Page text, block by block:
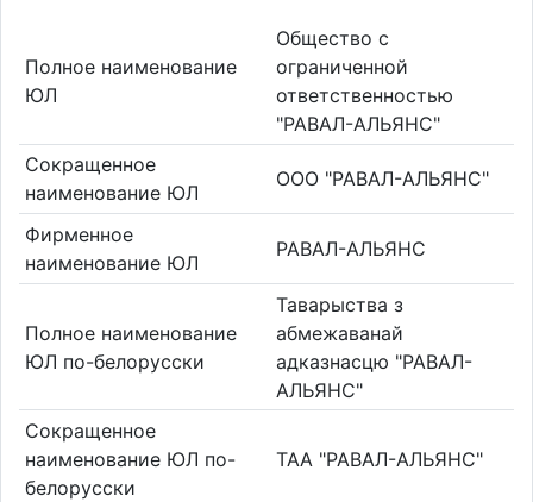
Полное наименование
ЮЛ
Общество с
ограниченной
ответственностью
"РАВАЛ-АЛЬЯНС"
Сокращенное
наименование ЮЛ
ООО "РАВАЛ-АЛЬЯНС"
Фирменное
наименование ЮЛ
РАВАЛ-АЛЬЯНС
Полное наименование
ЮЛ по-белорусски
Таварыства з
абмежаванай
адказнасцю "РАВАЛ-
АЛЬЯНС"
Сокращенное
наименование ЮЛ по-
белорусски
ТАА "РАВАЛ-АЛЬЯНС"